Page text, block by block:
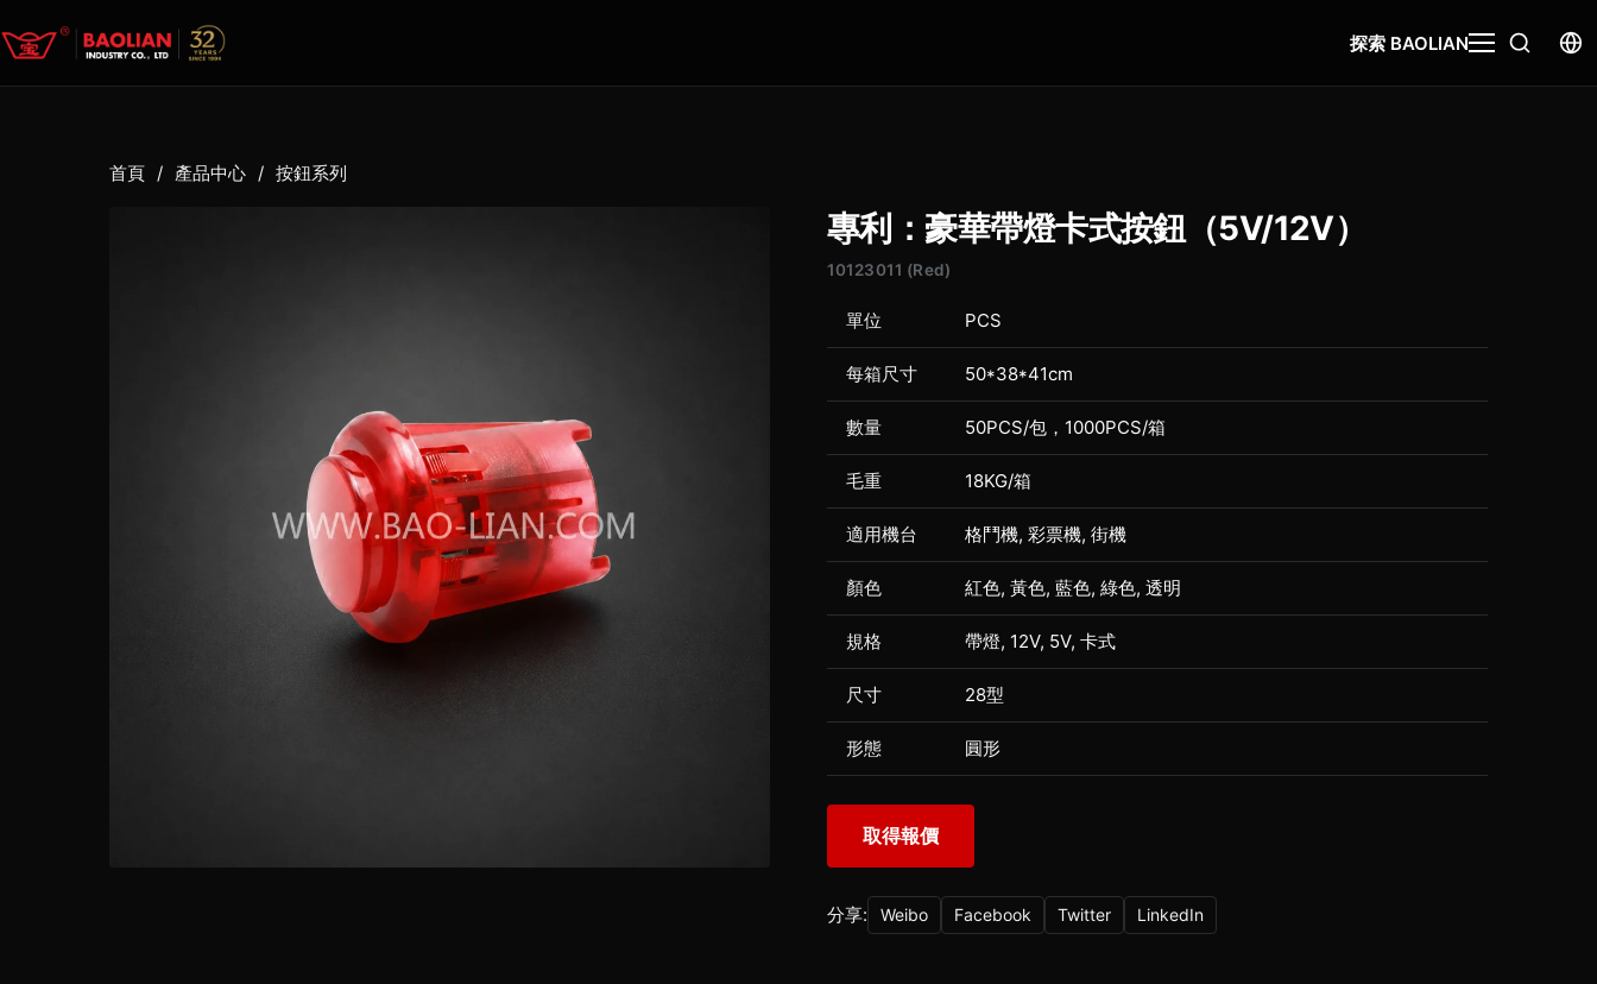
探索 BAOLIAN
首頁 / 產品中心 / 按鈕系列
專利：豪華帶燈卡式按鈕（5V/12V）
10123011 (Red)
單位 PCS
每箱尺寸 50*38*41cm
數量 50PCS/包，1000PCS/箱
毛重 18KG/箱
適用機台 格鬥機, 彩票機, 街機
顏色 紅色, 黃色, 藍色, 綠色, 透明
規格 帶燈, 12V, 5V, 卡式
尺寸 28型
形態 圓形
取得報價
分享: Weibo Facebook Twitter LinkedIn